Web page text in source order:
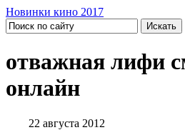
Новинки кино 2017
отважная лифи
онлайн
22 августа 2012